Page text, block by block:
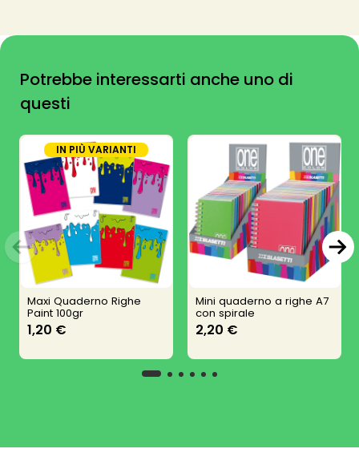
Potrebbe interessarti anche uno di
questi
IN PIÙ VARIANTI
Maxi Quaderno Righe
Paint 100gr
1,20 €
Mini quaderno a righe A7
con spirale
2,20 €